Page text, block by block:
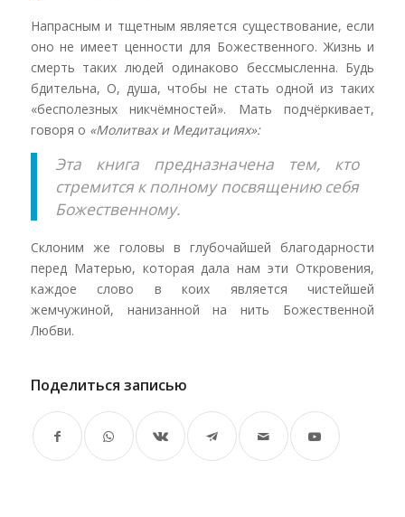
Напрасным и тщетным является существование, если
оно не имеет ценности для Божественного. Жизнь и
смерть таких людей одинаково бессмысленна. Будь
бдительна, О, душа, чтобы не стать одной из таких
«бесполезных никчёмностей». Мать подчёркивает,
говоря о «Молитвах и Медитациях»:
Эта книга предназначена тем, кто
стремится к полному посвящению себя
Божественному.
Склоним же головы в глубочайшей благодарности
перед Матерью, которая дала нам эти Откровения,
каждое слово в коих является чистейшей
жемчужиной, нанизанной на нить Божественной
Любви.
Поделиться записью